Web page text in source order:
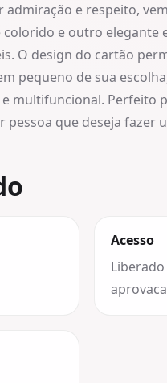
e respeito,
e outro elegante
O design do cartão
pequeno de sua
multifuncional. Perfeito
pessoa que deseja fazer
Acesso